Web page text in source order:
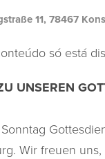
11, 78467
só está
UNSEREN
Wir freuen uns,